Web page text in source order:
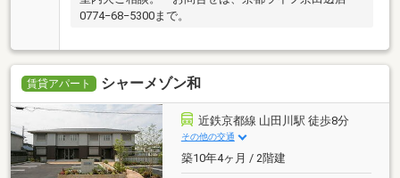
0774−68−5300まで。
賃貸アパート シャーメゾン和
近鉄京都線 山田川駅 徒歩8分
その他の交通
築10年4ヶ月 / 2階建